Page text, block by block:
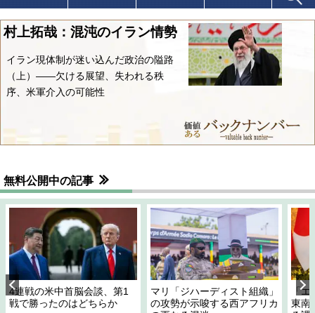
村上拓哉：混沌のイラン情勢
イラン現体制が迷い込んだ政治の隘路
（上）――欠ける展望、失われる秩
序、米軍介入の可能性
無料公開中の記事
4連戦の米中首脳会談、第1
戦で勝ったのはどちらか
マリ「ジハーディスト組織」
の攻勢が示唆する西アフリカ
「
東南